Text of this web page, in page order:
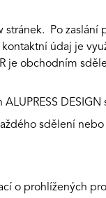
Po
údaj je
je obchodním
ALUPRESS DESIGN
sdělení
o prohlížených